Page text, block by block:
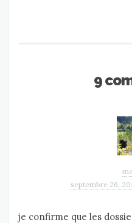
9
septembre 26,
je confirme que les